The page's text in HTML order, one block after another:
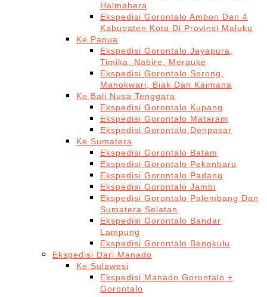
Halmahera
Ekspedisi Gorontalo Ambon Dan 4
Kabupaten Kota Di Provinsi Maluku
Ke Papua
Ekspedisi Gorontalo Jayapura,
Timika, Nabire, Merauke
Ekspedisi Gorontalo Sorong,
Manokwari, Biak Dan Kaimana
Ke Bali Nusa Tenggara
Ekspedisi Gorontalo Kupang
Ekspedisi Gorontalo Mataram
Ekspedisi Gorontalo Denpasar
Ke Sumatera
Ekspedisi Gorontalo Batam
Ekspedisi Gorontalo Pekanbaru
Ekspedisi Gorontalo Padang
Ekspedisi Gorontalo Jambi
Ekspedisi Gorontalo Palembang Dan
Sumatera Selatan
Ekspedisi Gorontalo Bandar
Lampung
Ekspedisi Gorontalo Bengkulu
Ekspedisi Dari Manado
Ke Sulawesi
Ekspedisi Manado Gorontalo +
Gorontalo